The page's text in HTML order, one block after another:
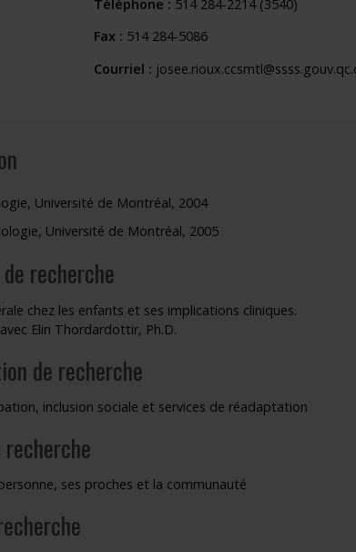
: Soutien financier
un stage de recherche
internationaux
Publications en libre accès
Réaliser une affiche scientifique
Téléphone : 514 284-2214 (3540)
Fax : 514 284-5086
Courriel :
Université de Montréal, 2004
Université de Montréal, 2005
recherche
chez les enfants et ses implications cliniques.
Elin Thordardottir, Ph.D.
de recherche
inclusion sociale et services de réadaptation
ses proches et la communauté